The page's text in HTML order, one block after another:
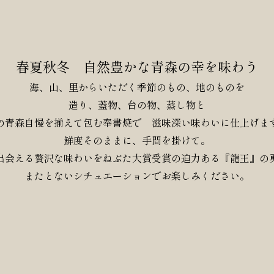
春夏秋冬 自然豊かな青森の幸を味わう
海、山、里からいただく季節のもの、地のものを
造り、蓋物、台の物、蒸し物と
青森自慢を揃えて包む奉書焼で 滋味深い味わいに仕上げま
鮮度そのままに、手間を掛けて。
会える贅沢な味わいをねぶた大賞受賞の迫力ある『龍王』の
またとないシチュエーションでお楽しみください。